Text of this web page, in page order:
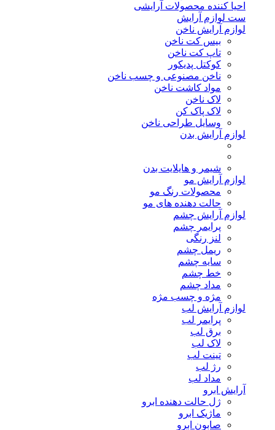
احیا کننده محصولات آرایشی
ست لوازم آرایش
لوازم آرایش ناخن
بیس کت ناخن
تاپ کت ناخن
کوکتل پدیکور
ناخن مصنوعی و چسب ناخن
مواد کاشت ناخن
لاک ناخن
لاک پاک کن
وسایل طراحی ناخن
لوازم آرایش بدن
شیمر و هایلایت بدن
لوازم آرایش مو
محصولات رنگ مو
حالت دهنده های مو
لوازم آرایش چشم
پرایمر چشم
لنز رنگی
ریمل چشم
سایه چشم
خط چشم
مداد چشم
مژه و چسب مژه
لوازم آرایش لب
پرایمر لب
برق لب
لاک لب
تینت لب
رژ لب
مداد لب
آرایش ابرو
ژل حالت دهنده ابرو
ماژیک ابرو
صابون ابرو